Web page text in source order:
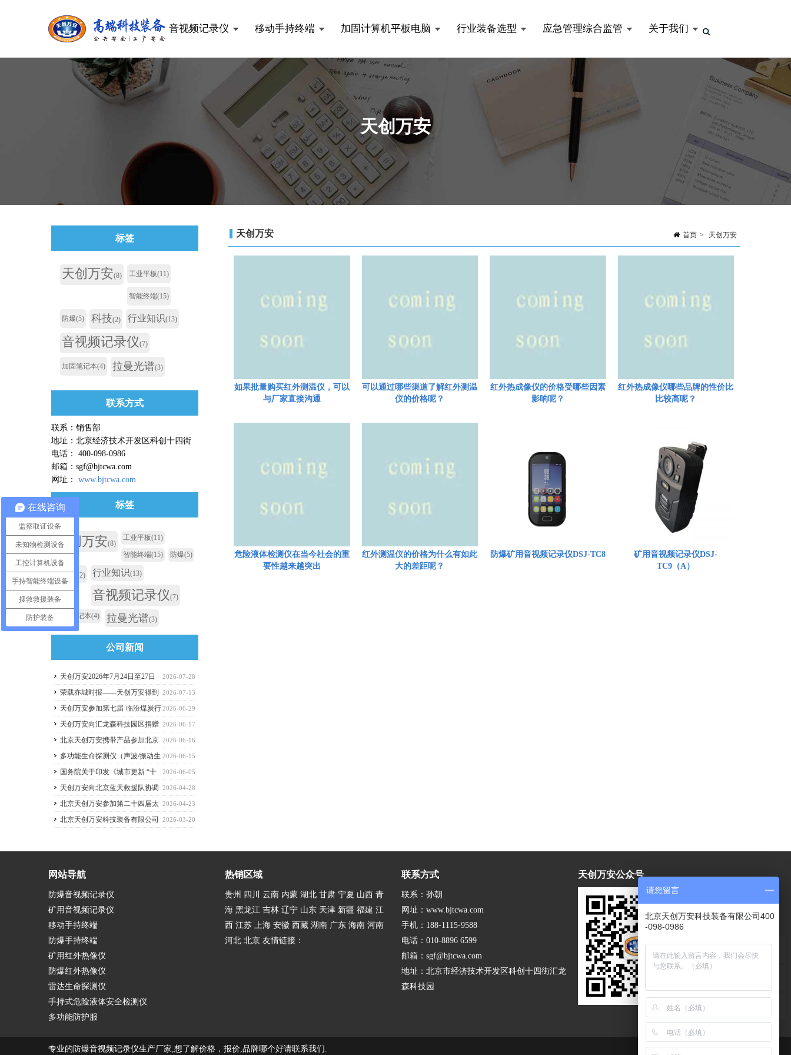
音视频记录仪 移动手持终端 加固计算机平板电脑 行业装备选型 应急管理综合监管 关于我们
天创万安
首页 > 天创万安
天创万安
如果批量购买红外测温仪，可以
与厂家直接沟通
可以通过哪些渠道了解红外测温
仪的价格呢？
红外热成像仪的价格受哪些因素
影响呢？
红外热成像仪哪些品牌的性价比
比较高呢？
危险液体检测仪在当今社会的重
要性越来越突出
红外测温仪的价格为什么有如此
大的差距呢？
防爆矿用音视频记录仪DSJ-TC8
矿用音视频记录仪DSJ-
TC9（A）
标签
天创万安(8) 工业平板(11)
智能终端(15)
防爆(5) 科技(2) 行业知识(13)
音视频记录仪(7)
加固笔记本(4) 拉曼光谱(3)
联系方式
联系：销售部
地址：北京经济技术开发区科创十四街
电话： 400-098-0986
邮箱：sgf@bjtcwa.com
网址： www.bjtcwa.com
标签
天创万安(8)
工业平板(11)
智能终端(15) 防爆(5)
科技 (2) 行业知识(13)
音视频记录仪(7)
加固笔记本(4) 拉曼光谱(3)
公司新闻
2026-07-28
天创万安2026年7月24日至27日
团建—丰宁坝上草原之旅
2026-07-13
荣载亦城时报——天创万安得到
北京市经济技术开发区认可
2026-06-29
天创万安参加第七届·临汾煤炭行
业智能化绿色建设论坛暨能源装备展览会
2026-06-17
天创万安向汇龙森科技园区捐赠
应急救生衣
2026-06-16
北京天创万安携带产品参加北京
市亦庄经开区安全宣传月活动
2026-06-15
多功能生命探测仪（声波/振动生
命探测仪）
2026-06-05
国务院关于印发《城市更新 “十
五五”规划》的通知 国发〔2026〕12号2026-04-28
天创万安向北京蓝天救援队协调
中心捐赠救生衣物质
2026-04-23
北京天创万安参加第二十四届太
原煤炭(能源)工业技术与装备展览会2026-03-20
北京天创万安科技装备有限公司
开采论坛暨技术交流活动
网站导航
防爆音视频记录仪
矿用音视频记录仪
移动手持终端
防爆手持终端
矿用红外热像仪
防爆红外热像仪
雷达生命探测仪
手持式危险液体安全检测仪
多功能防护服
热销区域
贵州 四川 云南 内蒙 湖北 甘肃 宁夏 山西 青
海 黑龙江 吉林 辽宁 山东 天津 新疆 福建 江
西 江苏 上海 安徽 西藏 湖南 广东 海南 河南
河北 北京 友情链接：
联系方式
联系：孙朝
网址： www.bjtcwa.com
手机：188-1115-9588
电话：010-8896 6599
邮箱：sgf@bjtcwa.com
地址：北京市经济技术开发区科创十四街汇龙
森科技园
天创万安公众号
专业的防爆音视频记录仪生产厂家,想了解价格，报价,品牌哪个好请联系我们. 关于我们|联系我们|网站地图
在线咨询
监察取证设备
未知物检测设备
工控计算机设备
手持智能终端设备
搜救救援装备
防护装备
请您留言
北京天创万安科技装备有限公司400
-098-0986